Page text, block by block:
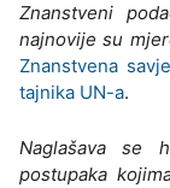
Znanstveni
najnovije su
Znanstvena
tajnika UN-a.
Naglašava se
postupaka